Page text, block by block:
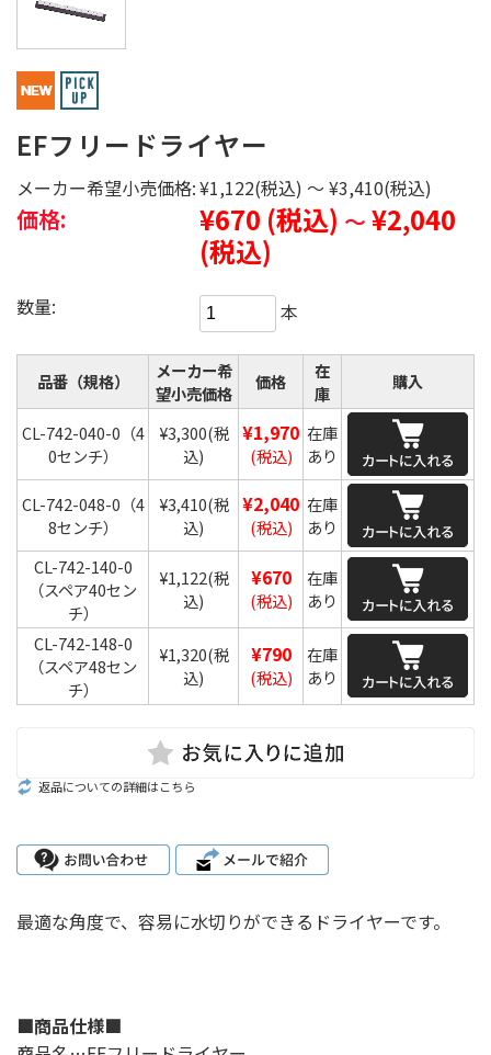
EFフリードライヤー
メーカー希望小売価格:¥1,122(税込) ～ ¥3,410(税込)
価格: ¥670 (税込) ～ ¥2,040
(税込)
数量: 本
品番（規格）
メーカー希
望小売価格
価格
在
庫
購入
CL-742-040-0（4
0センチ）
¥3,300(税
込)
¥1,970
(税込)
在庫
あり
CL-742-048-0（4
8センチ）
¥3,410(税
込)
¥2,040
(税込)
在庫
あり
CL-742-140-0
（スペア40セン
チ）
¥1,122(税
込)
¥670
(税込)
在庫
あり
CL-742-148-0
（スペア48セン
チ）
¥1,320(税
込)
¥790
(税込)
在庫
あり
返品についての詳細はこちら
最適な角度で、容易に水切りができるドライヤーです。
■商品仕様■